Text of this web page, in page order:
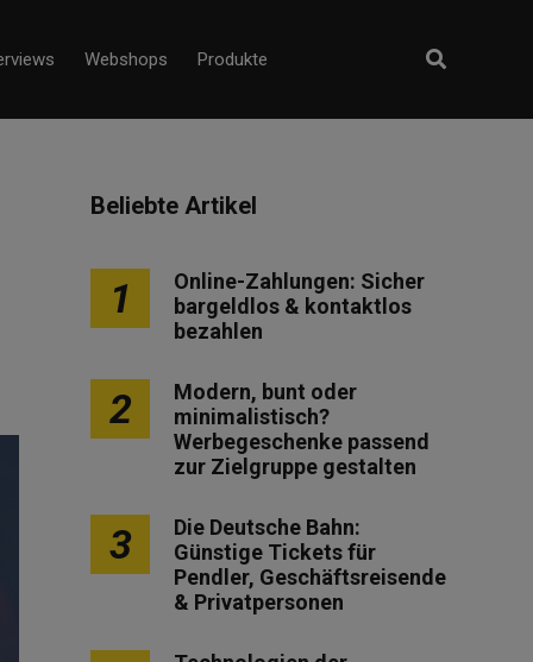
Webshops Produkte
Beliebte Artikel
1
Online-Zahlungen: Sicher
bargeldlos & kontaktlos
bezahlen
2
Modern, bunt oder
minimalistisch?
Werbegeschenke passend
zur Zielgruppe gestalten
3
Die Deutsche Bahn:
Günstige Tickets für
Pendler, Geschäftsreisende
& Privatpersonen